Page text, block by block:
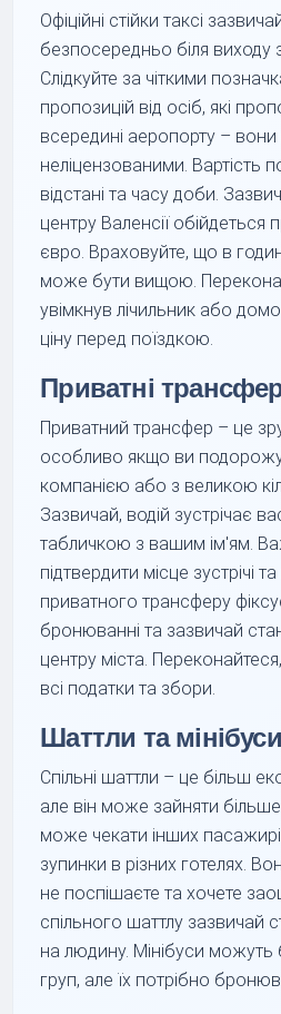
Офіційні стійки таксі
безпосередньо біля виходу з
Слідкуйте за чіткими
пропозицій від осіб, які
всередині аеропорту –
неліцензованими. Вартість
відстані та часу доби.
центру Валенсії обійдеться
євро. Враховуйте, що в
може бути вищою.
увімкнув лічильник або
ціну перед поїздкою.
Приватні
Приватний трансфер – це
особливо якщо ви
компанією або з великою
Зазвичай, водій зустрічає
табличкою з вашим ім'ям.
підтвердити місце зустрічі
приватного трансферу
бронюванні та зазвичай
центру міста.
всі податки та збори.
Шаттли та мінібуси
Спільні шаттли – це більш
але він може зайняти більше
може чекати інших
зупинки в різних готелях.
не поспішаєте та хочете
спільного шаттлу зазвичай
на людину. Мінібуси можуть
груп, але їх потрібно